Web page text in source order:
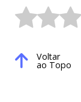
Voltar
ao Topo